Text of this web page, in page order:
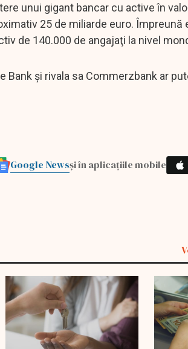
unui gigant bancar cu active în
25 de miliarde euro. Împreună
de 140.000 de angajaţi la nivel
şi rivala sa Commerzbank ar
Google Newsși în aplicațiile mobile